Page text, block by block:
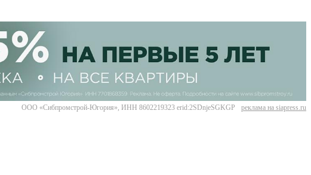
ООО «Сибпромстрой-Югория», ИНН 8602219323 erid:2SDnjeSGKGP реклама на siapress.ru